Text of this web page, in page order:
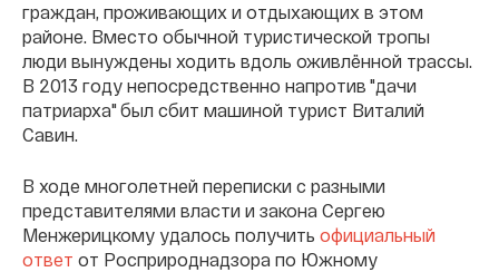
граждан, проживающих и отдыхающих в этом
районе. Вместо обычной туристической тропы
люди вынуждены ходить вдоль оживлённой трассы.
В 2013 году непосредственно напротив "дачи
патриарха" был сбит машиной турист Виталий
Савин.
В ходе многолетней переписки с разными
представителями власти и закона Сергею
Менжерицкому удалось получить официальный
ответ от Росприроднадзора по Южному